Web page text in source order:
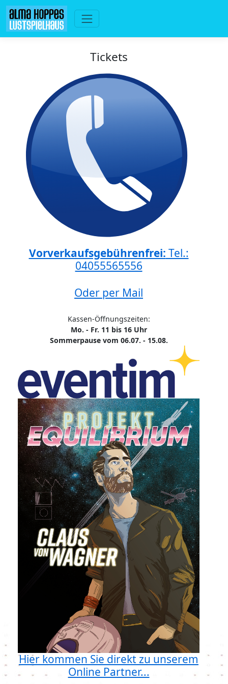
Tickets
Vorverkaufsgebührenfrei: Tel.:
04055565556
Oder per Mail
Kassen-Öffnungszeiten:
Mo. - Fr. 11 bis 16 Uhr
Sommerpause vom 06.07. - 15.08.
Hier kommen Sie direkt zu unserem
Online Partner...